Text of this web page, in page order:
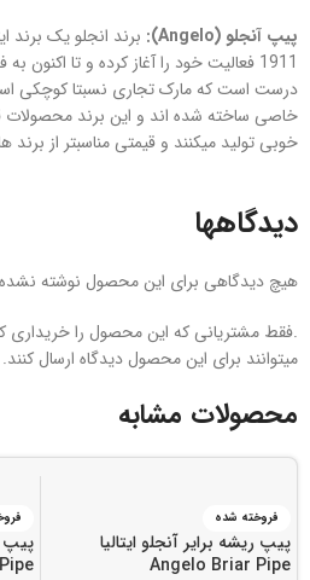
پیپ آنجلو (Angelo
): برند انجلو یک برند
1911 فعالیت خود را آغاز کرده و تا
درست است که مارک تجاری نسبتا کوچکی
خاصی ساخته شده اند و این برند محصولات
خوبی تولید میکنند و قیمتی مناسبتر از برند
دیدگاهها
هیچ دیدگاهی برای این محصول نوشته
.فقط مشتریانی که این محصول را خریداری
میتوانند برای این محصول دیدگاه ارسال کنند.
محصولات مشابه
فروخته شده
پیپ ریشه برایر آنجلو ایتالیا
Angelo Briar Pipe
پیپ